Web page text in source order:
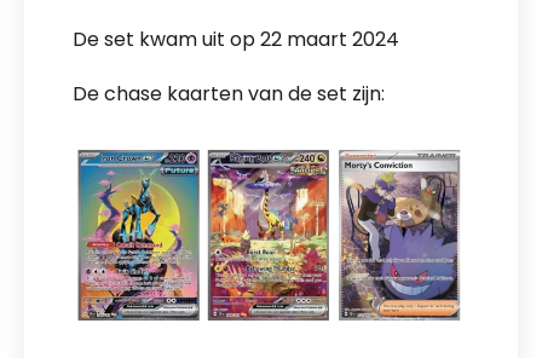
De set kwam uit op 22 maart 2024
De chase kaarten van de set zijn: